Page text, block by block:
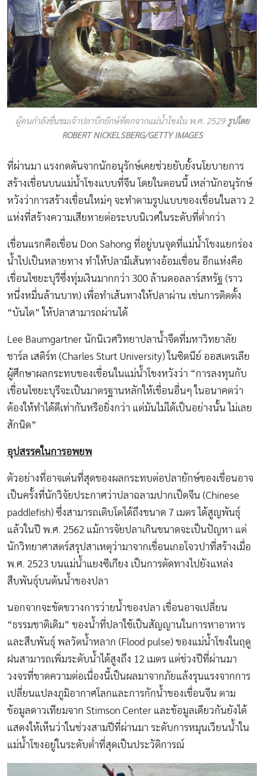
ผู้คนกำลังชื่นชมเจ้าปลาบึกยักษ์ที่ตกจากแม่น้ำโขงใน พ.ศ. 2529 รูปโดย
ROBERT NICKELSBERG/GETTY IMAGES
ที่ผ่านมา แรงกดดันจากนักอนุรักษ์เคยช่วยยับยั้งนโยบายการ
สร้างเขื่อนบนแม่น้ำโขงแบบที่จีน โดยในตอนนี้ เหล่านักอนุรักษ์
หวังว่าการสร้างเขื่อนใหม่ๆ จะทำตามรูปแบบของเขื่อนในลาว 2
แห่งที่สร้างความเสียหายต่อระบบนิเวศในระดับที่ต่ำกว่า
เขื่อนแรกคือเขื่อน Don Sahong ที่อยู่บนจุดที่แม่น้ำโขงแยกร่อง
น้ำไปเป็นหลายทาง ทำให้ปลามีเส้นทางอ้อมเขื่อน อีกแห่งคือ
เขื่อนไซยะบุรีซึ่งทุ่มเงินมากกว่า 300 ล้านดอลลาร์สหรัฐ (ราว
หนึ่งหมื่นล้านบาท) เพื่อทำเส้นทางให้ปลาผ่าน เช่นการติดตั้ง
“บันได” ให้ปลาสามารถผ่านได้
Lee Baumgartner นักนิเวศวิทยาปลาน้ำจืดที่มหาวิทยาลัย
ชาร์ล เสติร์ท (Charles Sturt University) ในซิดนีย์ ออสเตรเลีย
ผู้ศึกษาผลกระทบของเขื่อนในแม่น้ำโขงหวังว่า “การลงทุนกับ
เขื่อนไซยะบุรีจะเป็นมาตรฐานหลักให้เขื่อนอื่นๆ ในอนาคตว่า
ต้องให้ทำได้ดีเท่ากันหรือยิ่งกว่า แต่มันไม่ได้เป็นอย่างนั้น ไม่เลย
สักนิด”
อุปสรรคในการอพยพ
ตัวอย่างที่อาจเด่นที่สุดของผลกระทบต่อปลายักษ์ของเขื่อนอาจ
เป็นครั้งที่นักวิจัยประกาศว่าปลาฉลามปากเป็ดจีน (Chinese
paddlefish) ซึ่งสามารถเติบโตได้ถึงขนาด 7 เมตร ได้สูญพันธุ์
แล้วในปี พ.ศ. 2562 แม้การจัยปลาเกินขนาดจะเป็นปัญหา แต่
นักวิทยาศาสตร์สรุปสาเหตุว่ามาจากเขื่อนเกอโจวปาที่สร้างเมื่อ
พ.ศ. 2523 บนแม่น้ำแยงซีเกียง เป็นการตัดทางไปยังแหล่ง
สืบพันธุ์บนต้นน้ำของปลา
นอกจากจะขัดขวางการว่ายน้ำของปลา เขื่อนอาจเปลี่ยน
“ธรรมชาติเดิม” ของน้ำที่ปลาใช้เป็นสัญญานในการหาอาหาร
และสืบพันธุ์ พลวัตน้ำหลาก (Flood pulse) ของแม่น้ำโขงในฤดู
ฝนสามารถเพิ่มระดับน้ำได้สูงถึง 12 เมตร แต่ช่วงปีที่ผ่านมา
วงจรที่ขาดความต่อเนื่องนี้เป็นผลมาจากภัยแล้งรุนแรงจากการ
เปลี่ยนแปลงภูมิอากาศโลกและการกักน้ำของเขื่อนจีน ตาม
ข้อมูลดาวเทียมจาก Stimson Center และข้อมูลเดียวกันยังได้
แสดงให้เห็นว่าในช่วงสามปีที่ผ่านมา ระดับการหมุนเวียนน้ำใน
แม่น้ำโขงอยู่ในระดับต่ำที่สุดเป็นประวัติการณ์